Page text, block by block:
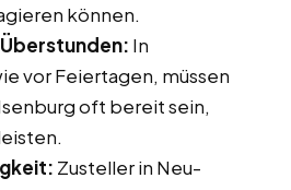
können.
In
vor Feiertagen, müssen
oft bereit sein,
Zusteller in Neu-